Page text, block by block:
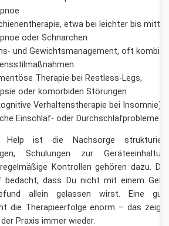
etwa bei leichter bis
oder Schnarchen
und Gewichtsmanagement, oft
Therapie bei Restless-Legs,
oder komorbiden Störungen
Verhaltenstherapie bei Insomnie)
Einschlaf- oder Durchschlafprobleme
ist die Nachsorge
Schulungen zur
Kontrollen gehören dazu.
bedacht, dass Du nicht mit einem
allein gelassen wirst. Eine
die Therapieerfolge enorm – das
Praxis immer wieder.